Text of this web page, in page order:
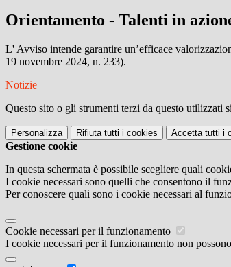
Orientamento - Talenti in
L' Avviso intende garantire un’efficace
19 novembre 2024, n. 233).
Notizie
Questo sito o gli strumenti terzi da questo utilizzati
Personalizza Rifiuta tutti i cookies Accetta tutti i
Gestione cookie
In questa schermata è possibile scegliere quali
I cookie necessari sono quelli che consentono il
Per conoscere quali sono i cookie necessari al
Cookie necessari per il funzionamento
I cookie necessari per il funzionamento non